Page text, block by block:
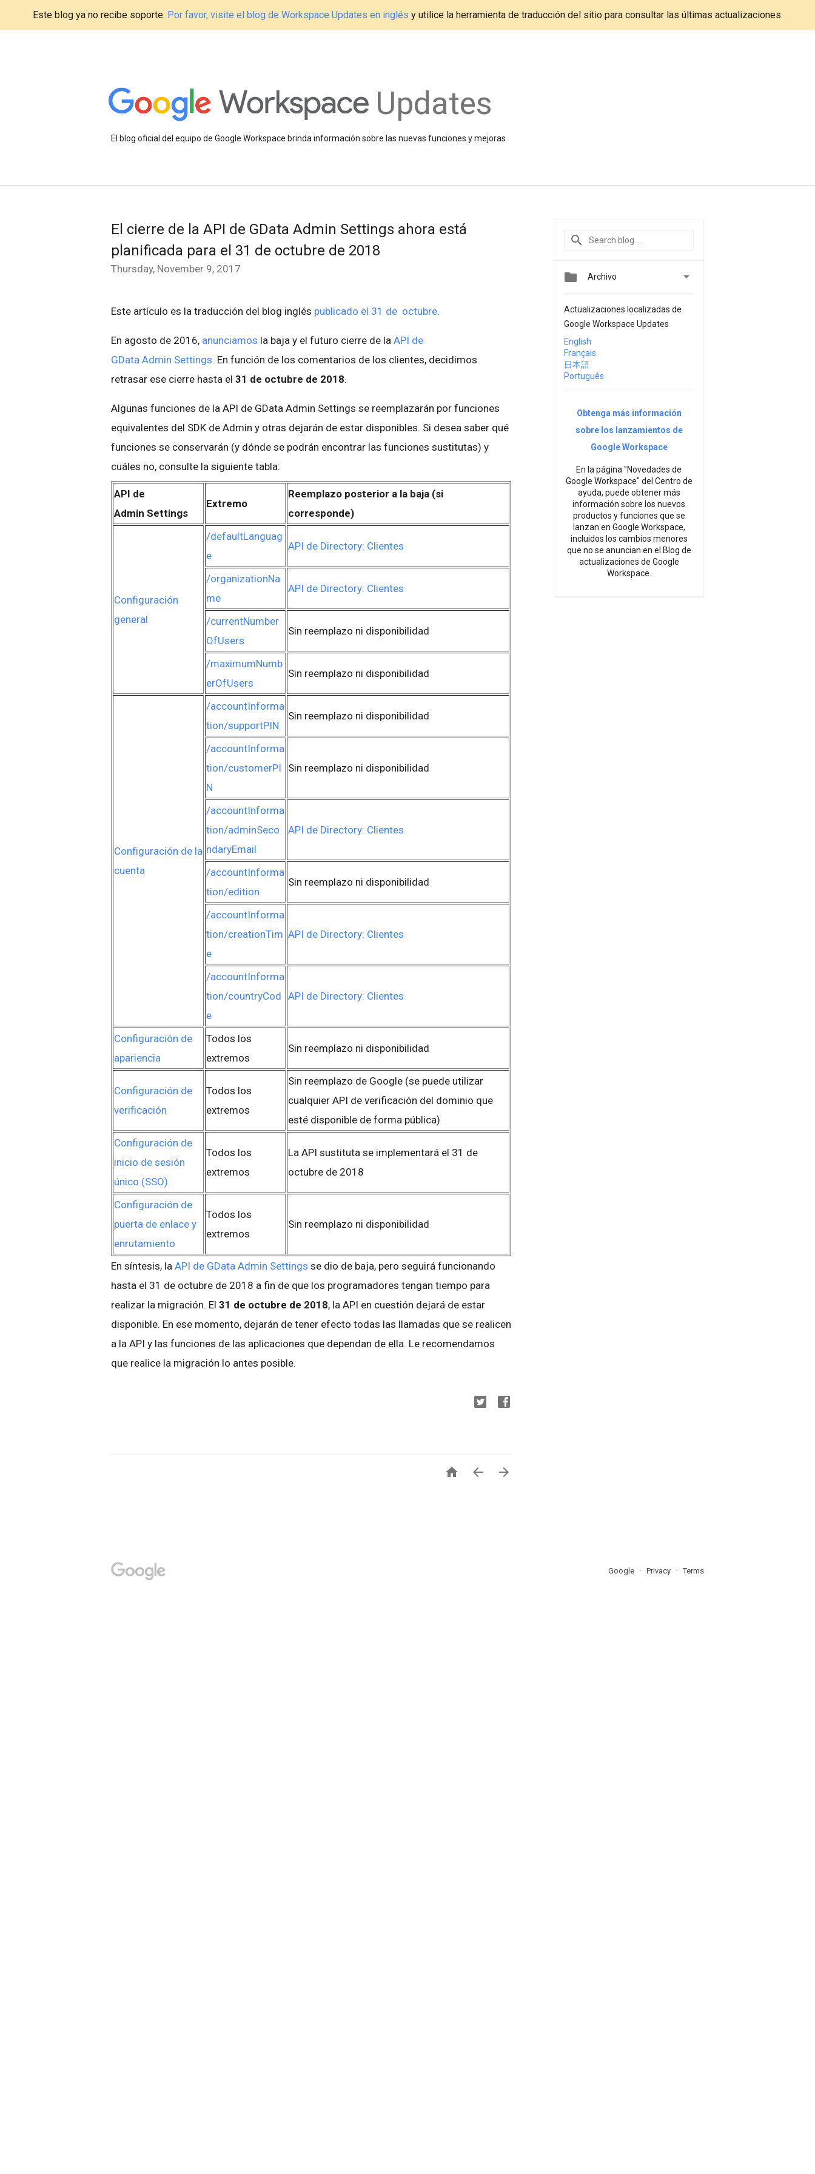
Este blog ya no recibe soporte. Por favor, visite el blog de Workspace Updates en inglés y utilice la herramienta de traducción del sitio para consultar las últimas actualizaciones.
Updates
El blog oficial del equipo de Google Workspace brinda información sobre las nuevas funciones y mejoras
El cierre de la API de GData Admin Settings ahora está
planificada para el 31 de octubre de 2018
Thursday, November 9, 2017
Este artículo es la traducción del blog inglés publicado el 31 de octubre.
En agosto de 2016, anunciamos la baja y el futuro cierre de la API de
GData Admin Settings. En función de los comentarios de los clientes, decidimos
retrasar ese cierre hasta el 31 de octubre de 2018.
Algunas funciones de la API de GData Admin Settings se reemplazarán por funciones
equivalentes del SDK de Admin y otras dejarán de estar disponibles. Si desea saber qué
funciones se conservarán (y dónde se podrán encontrar las funciones sustitutas) y
cuáles no, consulte la siguiente tabla:
API de
Admin Settings
Extremo
Reemplazo posterior a la baja (si
corresponde)
Configuración
general
/defaultLanguag
e
API de Directory: Clientes
/organizationNa
me
API de Directory: Clientes
/currentNumber
OfUsers
Sin reemplazo ni disponibilidad
/maximumNumb
erOfUsers
Sin reemplazo ni disponibilidad
Configuración de la
cuenta
/accountInforma
tion/supportPIN
Sin reemplazo ni disponibilidad
/accountInforma
tion/customerPI
N
Sin reemplazo ni disponibilidad
/accountInforma
tion/adminSeco
ndaryEmail
API de Directory: Clientes
/accountInforma
tion/edition
Sin reemplazo ni disponibilidad
/accountInforma
tion/creationTim
e
API de Directory: Clientes
/accountInforma
tion/countryCod
e
API de Directory: Clientes
Configuración de
apariencia
Todos los
extremos
Sin reemplazo ni disponibilidad
Configuración de
verificación
Todos los
extremos
Sin reemplazo de Google (se puede utilizar
cualquier API de verificación del dominio que
esté disponible de forma pública)
Configuración de
inicio de sesión
único (SSO)
Todos los
extremos
La API sustituta se implementará el 31 de
octubre de 2018
Configuración de
puerta de enlace y
enrutamiento
Todos los
extremos
Sin reemplazo ni disponibilidad
En síntesis, la API de GData Admin Settings se dio de baja, pero seguirá funcionando
hasta el 31 de octubre de 2018 a fin de que los programadores tengan tiempo para
realizar la migración. El 31 de octubre de 2018, la API en cuestión dejará de estar
disponible. En ese momento, dejarán de tener efecto todas las llamadas que se realicen
a la API y las funciones de las aplicaciones que dependan de ella. Le recomendamos
que realice la migración lo antes posible.
  
 Archivo 
Actualizaciones localizadas de
Google Workspace Updates
English
Français
日本語
Português
Obtenga más información
sobre los lanzamientos de
Google Workspace
En la página "Novedades de
Google Workspace" del Centro de
ayuda, puede obtener más
información sobre los nuevos
productos y funciones que se
lanzan en Google Workspace,
incluidos los cambios menores
que no se anuncian en el Blog de
actualizaciones de Google
Workspace.
Google Privacy Terms